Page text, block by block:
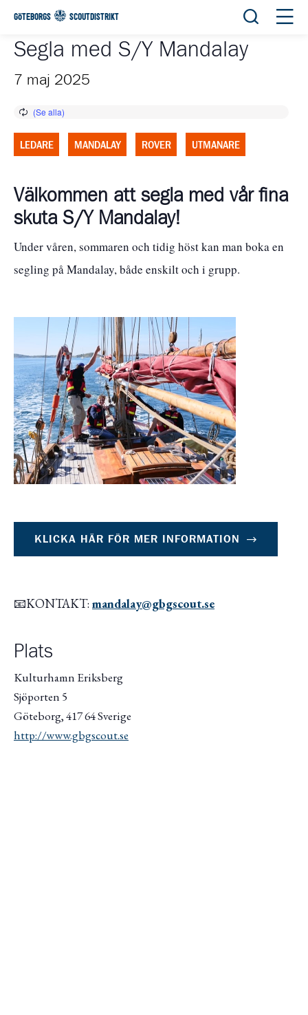
GÖTEBORGS SCOUTDISTRIKT Öppna
Segla med S/Y Mandalay
7 maj 2025
LEDARE MANDALAY ROVER UTMANARE
Välkommen att segla med vår fina
skuta S/Y Mandalay!
Under våren, sommaren och tidig höst kan man boka en
segling på Mandalay, både enskilt och i grupp.
KLICKA HÄR FÖR MER INFORMATION
📧KONTAKT: mandalay@gbgscout.se
Plats
Kulturhamn Eriksberg
Sjöporten 5
Göteborg,417 64Sverige
http://www.gbgscout.se